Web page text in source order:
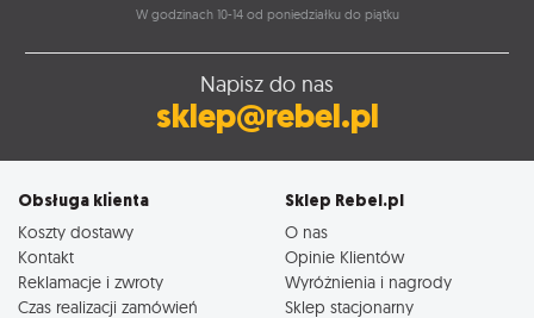
W godzinach 10-14 od poniedziałku do piątku
Napisz do nas
sklep@rebel.pl
Obsługa klienta
Koszty dostawy
Kontakt
Reklamacje i zwroty
Czas realizacji zamówień
Sklep Rebel.pl
O nas
Opinie Klientów
Wyróżnienia i nagrody
Sklep stacjonarny